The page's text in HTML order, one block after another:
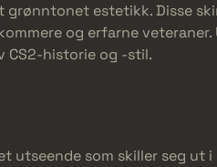
grønntonet estetikk. Disse
og erfarne
CS2-historie og -stil.
utseende som skiller seg ut